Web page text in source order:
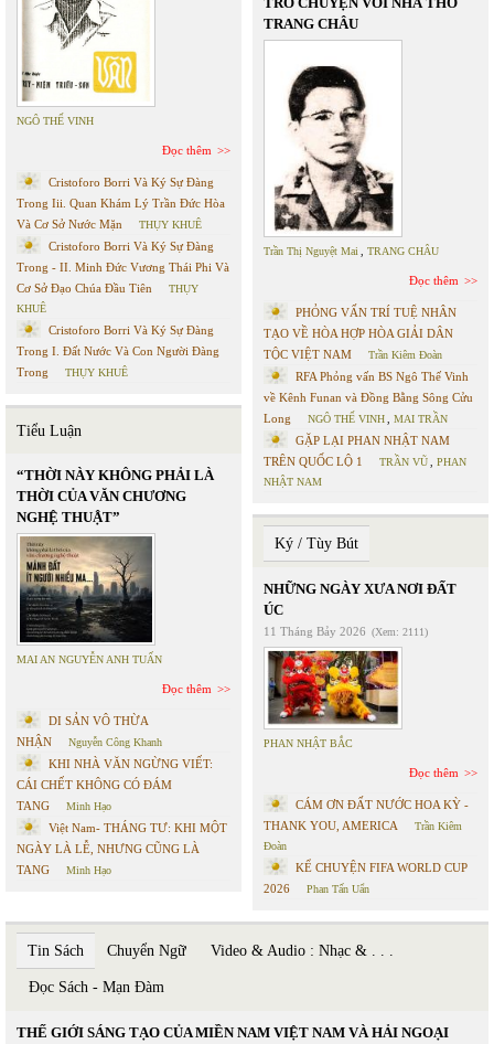
NGÔ THẾ VINH
Đọc thêm
Cristoforo Borri Và Ký Sự Đàng
Trong Iii. Quan Khám Lý Trần Đức Hòa
Và Cơ Sở Nước Mặn
THỤY KHUÊ
Cristoforo Borri Và Ký Sự Đàng
Trong - II. Minh Đức Vương Thái Phi Và
Cơ Sở Đạo Chúa Đầu Tiên
THỤY
KHUÊ
Cristoforo Borri Và Ký Sự Đàng
Trong I. Đất Nước Và Con Người Đàng
Trong
THỤY KHUÊ
Tiểu Luận
“THỜI NÀY KHÔNG PHẢI LÀ
THỜI CỦA VĂN CHƯƠNG
NGHỆ THUẬT”
MAI AN NGUYỄN ANH TUẤN
Đọc thêm
DI SẢN VÔ THỪA
NHẬN
Nguyễn Công Khanh
KHI NHÀ VĂN NGỪNG VIẾT:
CÁI CHẾT KHÔNG CÓ ĐÁM
TANG
Minh Hạo
Việt Nam- THÁNG TƯ: KHI MỘT
NGÀY LÀ LỄ, NHƯNG CŨNG LÀ
TANG
Minh Hạo
TRANG CHÂU
Trần Thị Nguyệt Mai, TRANG CHÂU
Đọc thêm
PHỎNG VẤN TRÍ TUỆ NHÂN
TẠO VỀ HÒA HỢP HÒA GIẢI DÂN
TỘC VIỆT NAM
Trần Kiêm Đoàn
RFA Phỏng vấn BS Ngô Thế Vinh
về Kênh Funan và Đồng Bằng Sông Cửu
Long
NGÔ THẾ VINH, MAI TRẦN
GẶP LẠI PHAN NHẬT NAM
TRÊN QUỐC LỘ 1
TRẦN VŨ, PHAN
NHẬT NAM
Ký / Tùy Bút
NHỮNG NGÀY XƯA NƠI ĐẤT
ÚC
11 Tháng Bảy 2026 (Xem: 2111)
PHAN NHẬT BẮC
Đọc thêm
CÁM ƠN ĐẤT NƯỚC HOA KỲ -
THANK YOU, AMERICA
Trần Kiêm
Đoàn
KỂ CHUYỆN FIFA WORLD CUP
2026
Phan Tấn Uẩn
Tin Sách Chuyển Ngữ Video & Audio : Nhạc & . . .
Đọc Sách - Mạn Đàm
THẾ GIỚI SÁNG TẠO CỦA MIỀN NAM VIỆT NAM VÀ HẢI NGOẠI